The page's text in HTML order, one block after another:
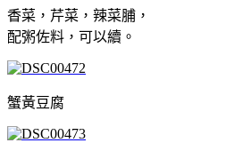
香菜，芹菜，辣菜脯，
配粥佐料，可以續。
蟹黃豆腐